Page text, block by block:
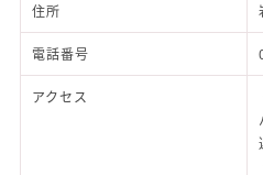
住所
電話番号
アクセス